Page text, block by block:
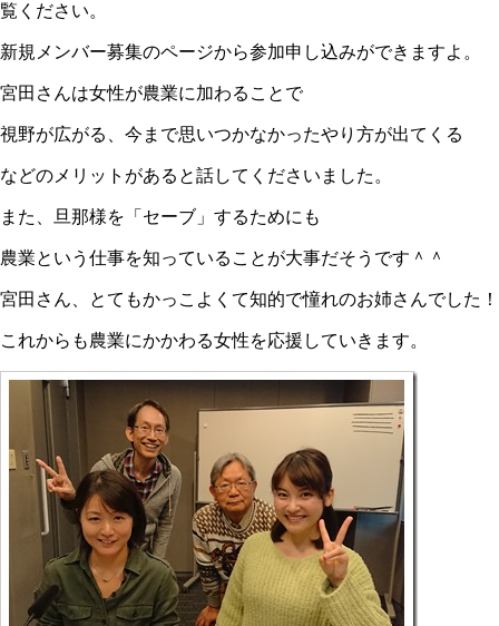
覧ください。
新規メンバー募集のページから参加申し込みができますよ。
宮田さんは女性が農業に加わることで
視野が広がる、今まで思いつかなかったやり方が出てくる
などのメリットがあると話してくださいました。
また、旦那様を「セーブ」するためにも
農業という仕事を知っていることが大事だそうです＾＾
宮田さん、とてもかっこよくて知的で憧れのお姉さんでした！
これからも農業にかかわる女性を応援していきます。